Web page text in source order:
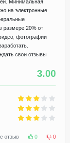
Минимальная
на электронные
размере 20% от
фотографии
свои отзывы
3.00
отзыв 0 0